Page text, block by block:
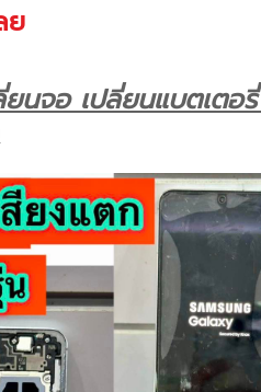
ย
นจอ เปลี่ยนแบตเตอ